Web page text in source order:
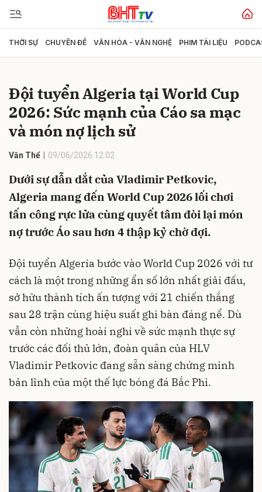
THỜI SỰ CHUYÊN ĐỀ VĂN HÓA - VĂN NGHỆ PHIM TÀI LIỆU
Đội tuyển Algeria tại World Cup
2026: Sức mạnh của Cáo sa mạc
và món nợ lịch sử
Văn Thể 09/06/2026 12:02
Dưới sự dẫn dắt của Vladimir Petkovic,
Algeria mang đến World Cup 2026 lối chơi
tấn công rực lửa cùng quyết tâm đòi lại món
nợ trước Áo sau hơn 4 thập kỷ chờ đợi.
Đội tuyển Algeria bước vào World Cup 2026 với tư
cách là một trong những ẩn số lớn nhất giải đấu,
sở hữu thành tích ấn tượng với 21 chiến thắng
sau 28 trận cùng hiệu suất ghi bàn đáng nể. Dù
vẫn còn những hoài nghi về sức mạnh thực sự
trước các đối thủ lớn, đoàn quân của HLV
Vladimir Petkovic đang sẵn sàng chứng minh
bản lĩnh của một thế lực bóng đá Bắc Phi.
Gửi bình luận
Hủy